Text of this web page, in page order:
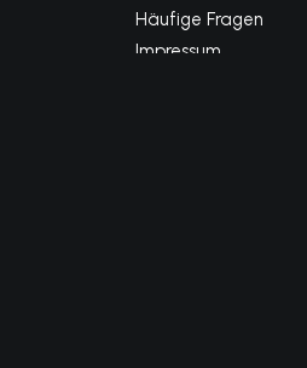
Häufige Fragen
Impressum